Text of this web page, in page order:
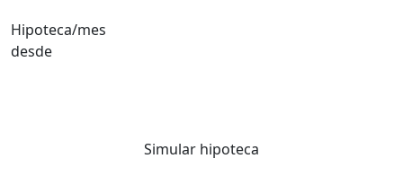
Hipoteca/mes
desde
Simular hipoteca